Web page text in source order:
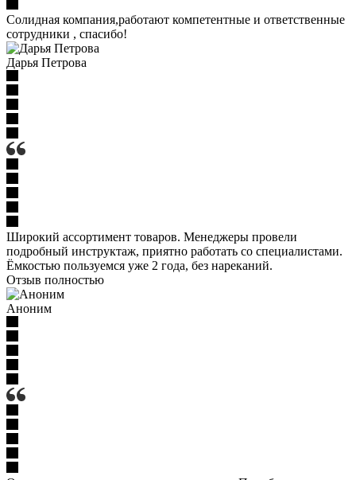
Солидная компания,работают компетентные и ответственные
сотрудники , спасибо!
Дарья Петрова
Широкий ассортимент товаров. Менеджеры провели
подробный инструктаж, приятно работать со специалистами.
Ёмкостью пользуемся уже 2 года, без нареканий.
Отзыв полностью
Аноним